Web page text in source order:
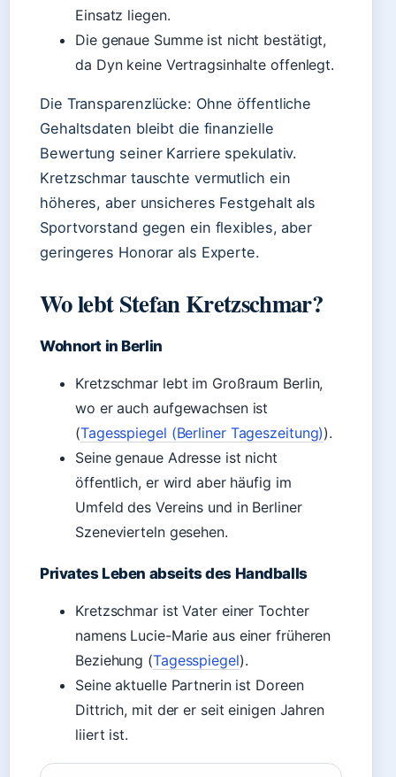
Einsatz liegen.
Die genaue Summe ist nicht bestätigt,
da Dyn keine Vertragsinhalte offenlegt.
Die Transparenzlücke: Ohne öffentliche
Gehaltsdaten bleibt die finanzielle
Bewertung seiner Karriere spekulativ.
Kretzschmar tauschte vermutlich ein
höheres, aber unsicheres Festgehalt als
Sportvorstand gegen ein flexibles, aber
geringeres Honorar als Experte.
Wo lebt Stefan Kretzschmar?
Wohnort in Berlin
Kretzschmar lebt im Großraum Berlin,
wo er auch aufgewachsen ist
(Tagesspiegel (Berliner Tageszeitung)).
Seine genaue Adresse ist nicht
öffentlich, er wird aber häufig im
Umfeld des Vereins und in Berliner
Szenevierteln gesehen.
Privates Leben abseits des Handballs
Kretzschmar ist Vater einer Tochter
namens Lucie-Marie aus einer früheren
Beziehung (Tagesspiegel).
Seine aktuelle Partnerin ist Doreen
Dittrich, mit der er seit einigen Jahren
liiert ist.